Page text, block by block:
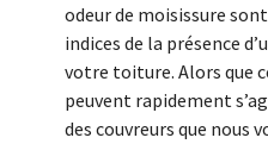
odeur de moisissure
indices de la présence
votre toiture. Alors que
peuvent rapidement
des couvreurs que nous